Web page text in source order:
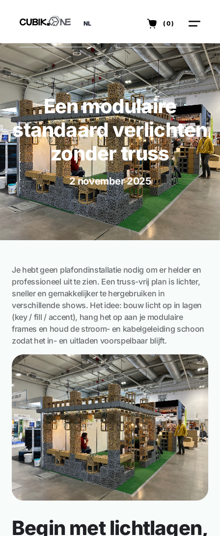
NL (0)
Een modulaire
standaard verlichten
zonder truss
2 november 2025
Je hebt geen plafondinstallatie nodig om er helder en
professioneel uit te zien. Een truss-vrij plan is lichter,
sneller en gemakkelijker te hergebruiken in
verschillende shows. Het idee: bouw licht op in lagen
(key / fill / accent), hang het op aan je modulaire
frames en houd de stroom- en kabelgeleiding schoon
zodat het in- en uitladen voorspelbaar blijft.
Begin met lichtlagen,